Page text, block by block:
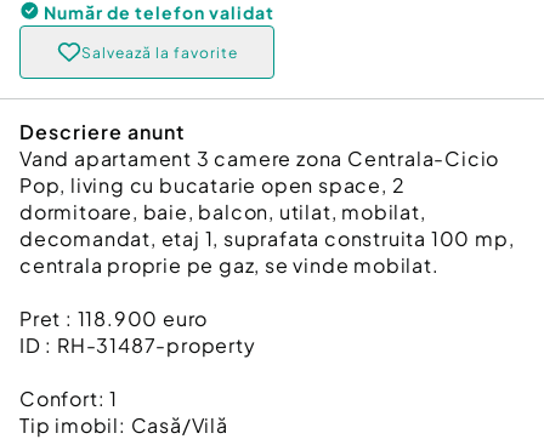
Număr de telefon validat
Salvează la favorite
Descriere anunt
Vand apartament 3 camere zona Centrala-Cicio
Pop, living cu bucatarie open space, 2
dormitoare, baie, balcon, utilat, mobilat,
decomandat, etaj 1, suprafata construita 100 mp,
centrala proprie pe gaz, se vinde mobilat.
Pret : 118.900 euro
ID : RH-31487-property
Confort:1
Tip imobil: Casă/Vilă